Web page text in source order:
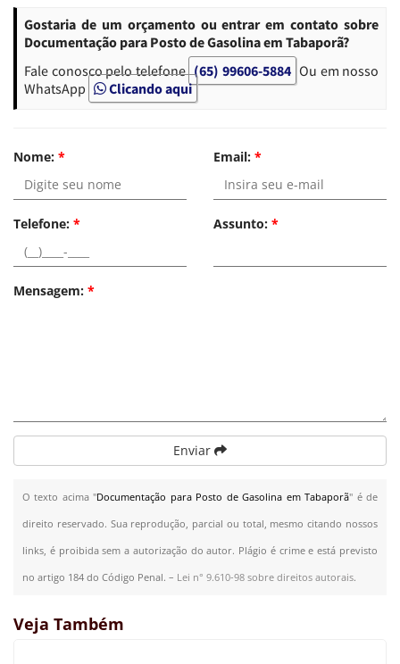
Gostaria de um orçamento ou entrar em contato sobre
Documentação para Posto de Gasolina em Tabaporã?
Fale conosco pelo telefone (65) 99606-5884 Ou em nosso
WhatsApp
Clicando aqui
Nome: * Email: *
Telefone: * Assunto: *
Mensagem: *
Enviar
O texto acima "Documentação para Posto de Gasolina em Tabaporã" é de
direito reservado. Sua reprodução, parcial ou total, mesmo citando nossos
links, é proibida sem a autorização do autor. Plágio é crime e está previsto
no artigo 184 do Código Penal. – Lei n° 9.610-98 sobre direitos autorais.
Veja Também